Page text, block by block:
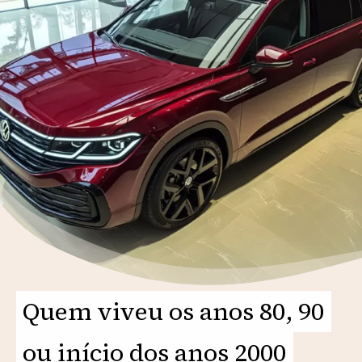
Quem viveu os anos 80, 90
ou início dos anos 2000
Quem viveu os anos 80, 90
ou início dos anos 2000